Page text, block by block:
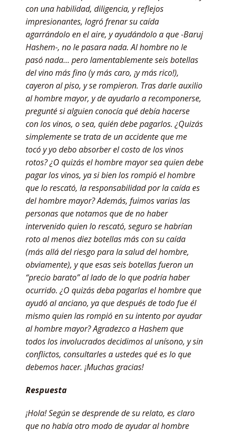
con una habilidad, diligencia, y reflejos
impresionantes, logró frenar su caída
agarrándolo en el aire, y ayudándolo a que -Baruj
Hashem-, no le pasara nada. Al hombre no le
pasó nada… pero lamentablemente seis botellas
del vino más fino (y más caro, ¡y más rico!),
cayeron al piso, y se rompieron. Tras darle auxilio
al hombre mayor, y de ayudarlo a recomponerse,
pregunté si alguien conocía qué debía hacerse
con los vinos, o sea, quién debe pagarlos. ¿Quizás
simplemente se trata de un accidente que me
tocó y yo debo absorber el costo de los vinos
rotos? ¿O quizás el hombre mayor sea quien debe
pagar los vinos, ya si bien los rompió el hombre
que lo rescató, la responsabilidad por la caída es
del hombre mayor? Además, fuimos varias las
personas que notamos que de no haber
intervenido quien lo rescató, seguro se habrían
roto al menos diez botellas más con su caída
(más allá del riesgo para la salud del hombre,
obviamente), y que esas seis botellas fueron un
“precio barato” al lado de lo que podría haber
ocurrido. ¿O quizás deba pagarlas el hombre que
ayudó al anciano, ya que después de todo fue él
mismo quien las rompió en su intento por ayudar
al hombre mayor? Agradezco a Hashem que
todos los involucrados decidimos al unísono, y sin
conflictos, consultarles a ustedes qué es lo que
debemos hacer. ¡Muchas gracias!
Respuesta
¡Hola! Según se desprende de su relato, es claro
que no había otro modo de ayudar al hombre